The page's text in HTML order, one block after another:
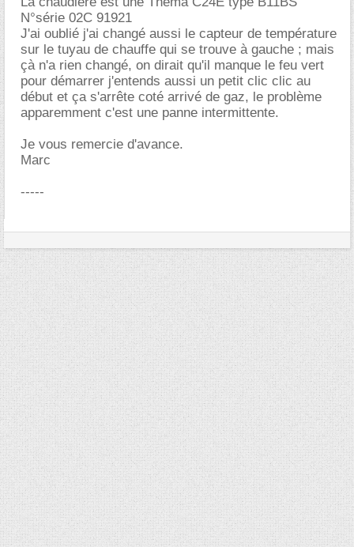
N°série 02C 91921
J'ai oublié j'ai changé aussi le capteur de température
sur le tuyau de chauffe qui se trouve à gauche ; mais
çà n'a rien changé, on dirait qu'il manque le feu vert
pour démarrer j'entends aussi un petit clic clic au
début et ça s'arrête coté arrivé de gaz, le problème
apparemment c'est une panne intermittente.
Je vous remercie d'avance.
Marc
-----